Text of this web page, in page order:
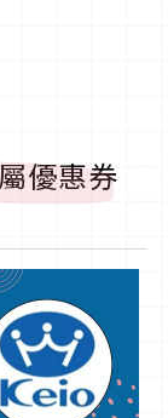
優惠券